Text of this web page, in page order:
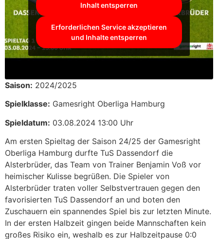
Inhalt entsperren
Erforderlichen Service akzeptieren
und Inhalte entsperren
Saison: 2024/2025
Spielklasse: Gamesright Oberliga Hamburg
Spieldatum: 03.08.2024 13:00 Uhr
Am ersten Spieltag der Saison 24/25 der Gamesright
Oberliga Hamburg durfte TuS Dassendorf die
Alsterbrüder, das Team von Trainer Benjamin Voß vor
heimischer Kulisse begrüßen. Die Spieler von
Alsterbrüder traten voller Selbstvertrauen gegen den
favorisierten TuS Dassendorf an und boten den
Zuschauern ein spannendes Spiel bis zur letzten Minute.
In der ersten Halbzeit gingen beide Mannschaften kein
großes Risiko ein, weshalb es zur Halbzeitpause 0:0